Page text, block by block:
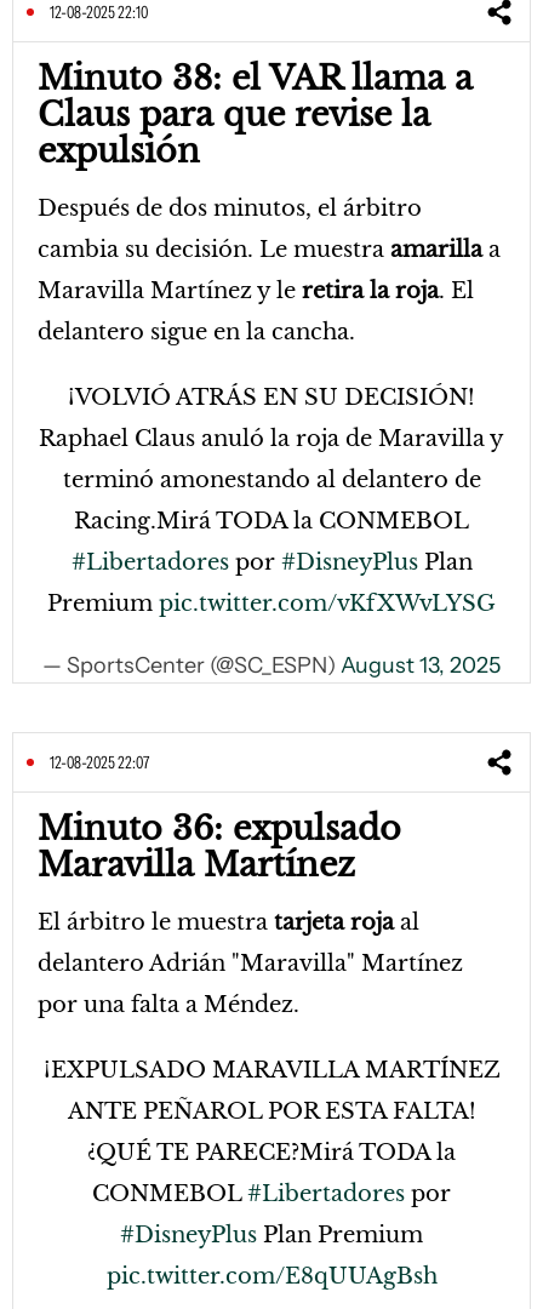
12-08-2025 22:10
Minuto 38: el VAR llama a
Claus para que revise la
expulsión
Después de dos minutos, el árbitro
cambia su decisión. Le muestra amarillaa
Maravilla Martínez y le retira la roja. El
delantero sigue en la cancha.
¡VOLVIÓ ATRÁS EN SU DECISIÓN!
Raphael Claus anuló la roja de Maravilla y
terminó amonestando al delantero de
Racing.Mirá TODA la CONMEBOL
#Libertadorespor #DisneyPlusPlan
Premium pic.twitter.com/vKfXWvLYSG
— SportsCenter (@SC_ESPN) August 13, 2025
12-08-2025 22:07
Minuto 36: expulsado
Maravilla Martínez
El árbitro le muestra tarjeta rojaal
delantero Adrián "Maravilla" Martínez
por una falta a Méndez.
¡EXPULSADO MARAVILLA MARTÍNEZ
ANTE PEÑAROL POR ESTA FALTA!
¿QUÉ TE PARECE?Mirá TODA la
CONMEBOL#Libertadores por
#DisneyPlus Plan Premium
pic.twitter.com/E8qUUAgBsh